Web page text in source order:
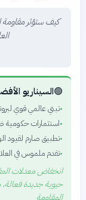
كيف ستؤثر
🟢السيناريو
•تبني عالمي قوي
•استثمارات حكومية
•تطبيق صارم لقيود
•تقدم ملموس في
انخفاض معدلات
حيوية جديدة فعالة،
المقاومة